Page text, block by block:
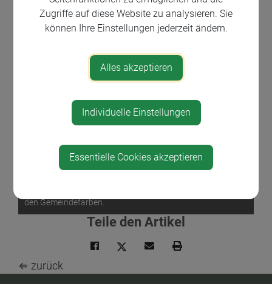
den Gemeindefarben.
Teile den Artikel
⇐ zurück
Zugriffe auf diese Website zu analysieren. Sie
können Ihre Einstellungen jederzeit ändern.
Alles akzeptieren
Individuelle Einstellungen
Essentielle Cookies akzeptieren